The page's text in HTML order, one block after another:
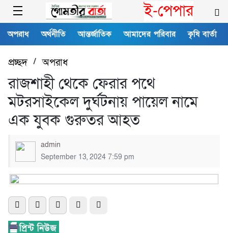
ই-পেপার
অপরাধ অর্থনীতি আন্তর্জাতিক আমাদের পরিবার কৃষি বার্তা
প্রচ্ছদ/অপরাধ
রাজশাহী থেকে ফেরার পথে
মটরসাইকেল দুর্ঘটনায় পায়েল নামে
এক যুবক গুরুতর আহত
admin
September 13, 2024 7:59 pm